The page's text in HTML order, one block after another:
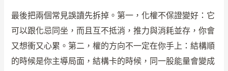
最後把兩個常見誤讀先拆掉。第一，化權不保證變好：它
可以跟化忌同坐，而且互不抵消，推力與消耗並存，你會
又想衝又心累。第二，權的方向不一定在你手上：結構順
的時候是你主導局面，結構卡的時候，同一股能量會變成